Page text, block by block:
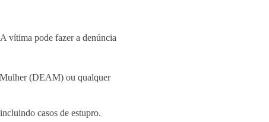
vítima pode fazer a denúncia
(DEAM) ou qualquer
casos de estupro.